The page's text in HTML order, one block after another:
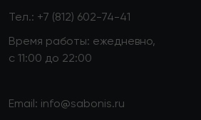
Тел.: +7 (812) 602-74-41
Время работы: ежедневно,
с 11:00 до 22:00
Email: info@sabonis.ru